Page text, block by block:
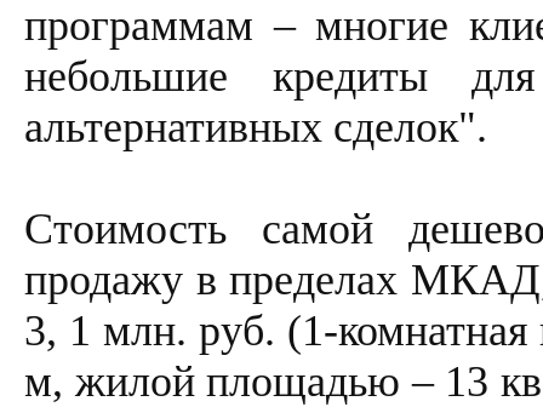
программам – многие
небольшие кредиты
альтернативных сделок".
Стоимость самой
продажу в пределах МКАД,
3, 1 млн. руб. (1-
м, жилой площадью – 13